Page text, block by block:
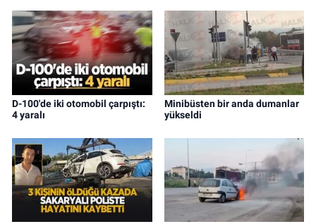
D-100'de iki otomobil çarpıştı:
4 yaralı
Minibüsten bir anda dumanlar
yükseldi